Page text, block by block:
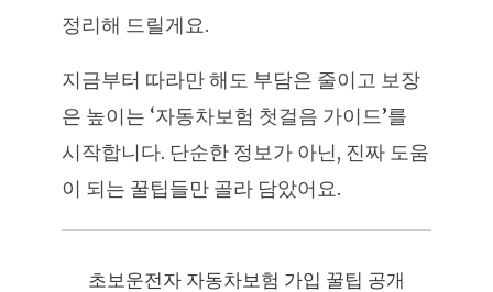
정리해 드릴게요.
지금부터 따라만 해도 부담은 줄이고 보장
은 높이는 ‘자동차보험 첫걸음 가이드’를
시작합니다. 단순한 정보가 아닌, 진짜 도움
이 되는 꿀팁들만 골라 담았어요.
초보운전자 자동차보험 가입 꿀팁 공개